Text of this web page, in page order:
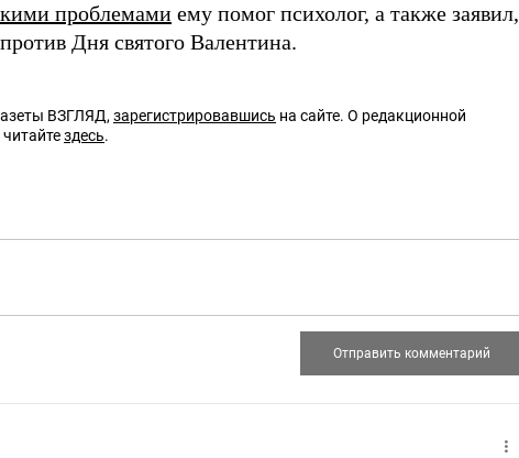
проблемами ему помог психолог, а также заявил,
против Дня святого Валентина.
ВЗГЛЯД,зарегистрировавшись на сайте. О редакционной
здесь.